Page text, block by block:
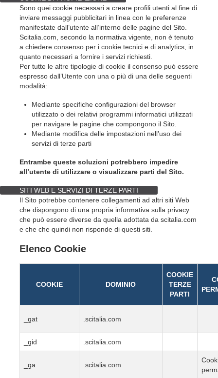
Sono quei cookie necessari a creare profili utenti al fine di
inviare messaggi pubblicitari in linea con le preferenze
manifestate dall’utente all’interno delle pagine del Sito.
Scitalia.com, secondo la normativa vigente, non è tenuto
a chiedere consenso per i cookie tecnici e di analytics, in
quanto necessari a fornire i servizi richiesti.
Per tutte le altre tipologie di cookie il consenso può essere
espresso dall’Utente con una o più di una delle seguenti
modalità:
Mediante specifiche configurazioni del browser
utilizzato o dei relativi programmi informatici utilizzati
per navigare le pagine che compongono il Sito.
Mediante modifica delle impostazioni nell’uso dei
servizi di terze parti
Entrambe queste soluzioni potrebbero impedire
all’utente di utilizzare o visualizzare parti del Sito.
SITI WEB E SERVIZI DI TERZE PARTI
Il Sito potrebbe contenere collegamenti ad altri siti Web
che dispongono di una propria informativa sulla privacy
che può essere diverse da quella adottata da scitalia.com
e che che quindi non risponde di questi siti.
Elenco Cookie
COOKIE DOMINIO
COOKIE
TERZE
PARTI
_gat .scitalia.com
_gid .scitalia.com
_ga .scitalia.com